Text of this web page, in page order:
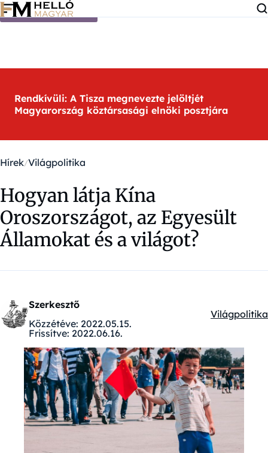
Ugrás a tartalomra
Rendkívüli: A Tisza megnevezte jelöltjét
Magyarország köztársasági elnöki posztjára
Hírek Világpolitika
Hogyan látja Kína
Oroszországot, az Egyesült
Államokat és a világot?
Szerkesztő
Közzétéve: 2022.05.15.
Frissítve: 2022.06.16.
Kategóriák:
Világpolitika